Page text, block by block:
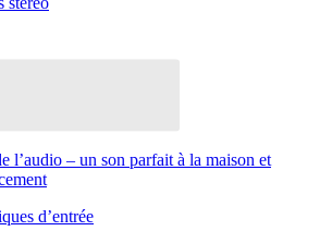
l’audio – un son parfait à la maison et
d’entrée